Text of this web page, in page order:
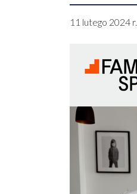
11 lutego 2024 r.